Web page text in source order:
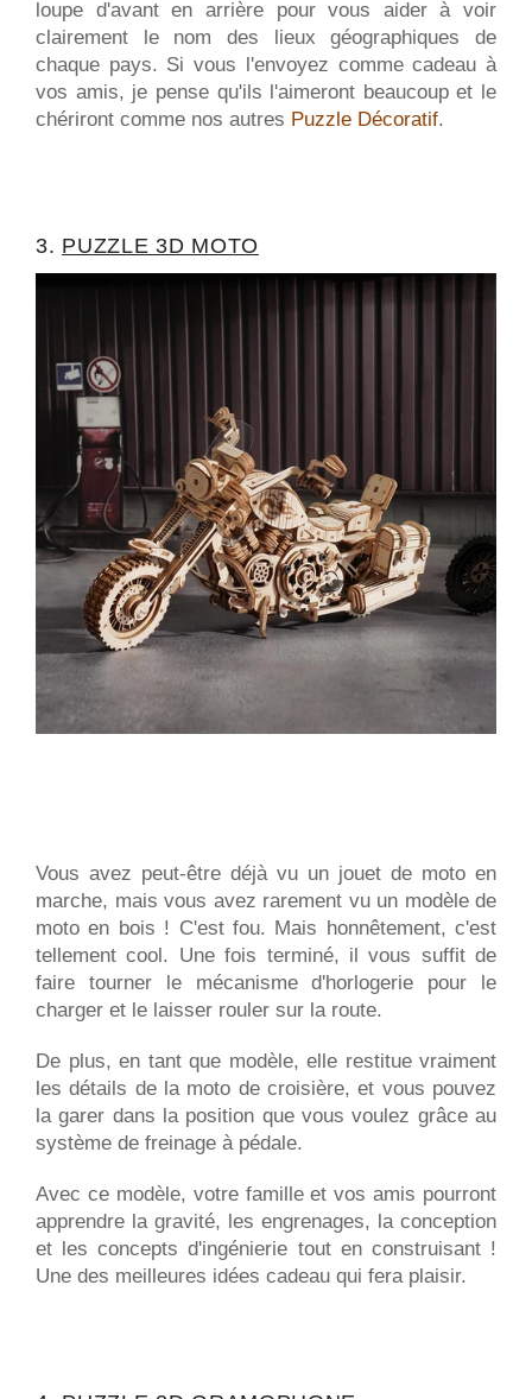
loupe d'avant en arrière pour vous aider à voir
clairement le nom des lieux géographiques de
chaque pays. Si vous l'envoyez comme cadeau à
vos amis, je pense qu'ils l'aimeront beaucoup et le
chériront comme nos autres Puzzle Décoratif.
3. PUZZLE 3D MOTO
Vous avez peut-être déjà vu un jouet de moto en
marche, mais vous avez rarement vu un modèle de
moto en bois ! C'est fou. Mais honnêtement, c'est
tellement cool. Une fois terminé, il vous suffit de
faire tourner le mécanisme d'horlogerie pour le
charger et le laisser rouler sur la route.
De plus, en tant que modèle, elle restitue vraiment
les détails de la moto de croisière, et vous pouvez
la garer dans la position que vous voulez grâce au
système de freinage à pédale.
Avec ce modèle, votre famille et vos amis pourront
apprendre la gravité, les engrenages, la conception
et les concepts d'ingénierie tout en construisant !
Une des meilleures idées cadeau qui fera plaisir.